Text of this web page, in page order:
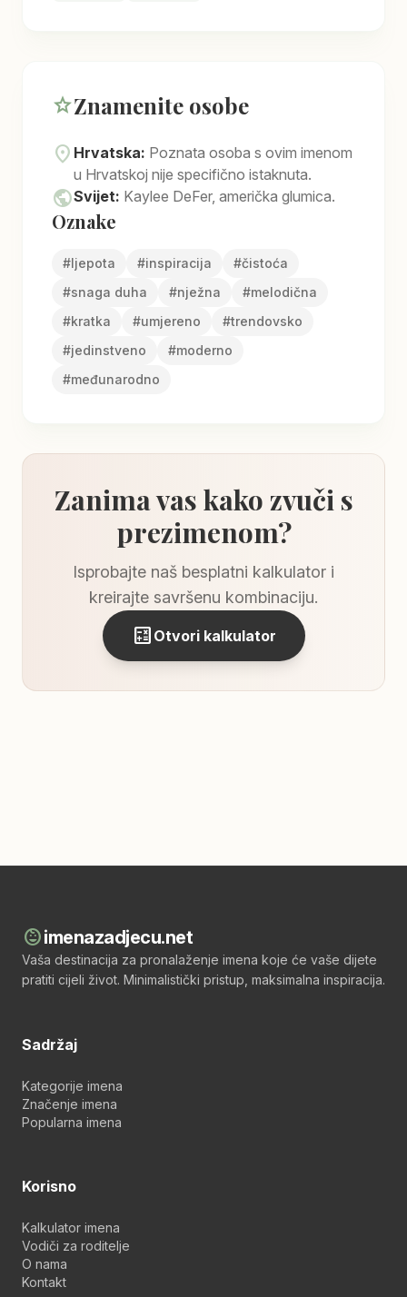
starZnamenite osobe
location_on Hrvatska: Poznata osoba s ovim imenom
u Hrvatskoj nije specifično istaknuta.
publicSvijet: Kaylee DeFer, američka glumica.
Oznake
#ljepota #inspiracija #čistoća
#snaga duha #nježna #melodična
#kratka #umjereno #trendovsko
#jedinstveno #moderno
#međunarodno
Zanima vas kako zvuči s
prezimenom?
Isprobajte naš besplatni kalkulator i
kreirajte savršenu kombinaciju.
calculate Otvori kalkulator
child_careimenazadjecu.net
Vaša destinacija za pronalaženje imena koje će vaše dijete
pratiti cijeli život. Minimalistički pristup, maksimalna inspiracija.
Sadržaj
Kategorije imena
Značenje imena
Popularna imena
Korisno
Kalkulator imena
Vodiči za roditelje
O nama
Kontakt